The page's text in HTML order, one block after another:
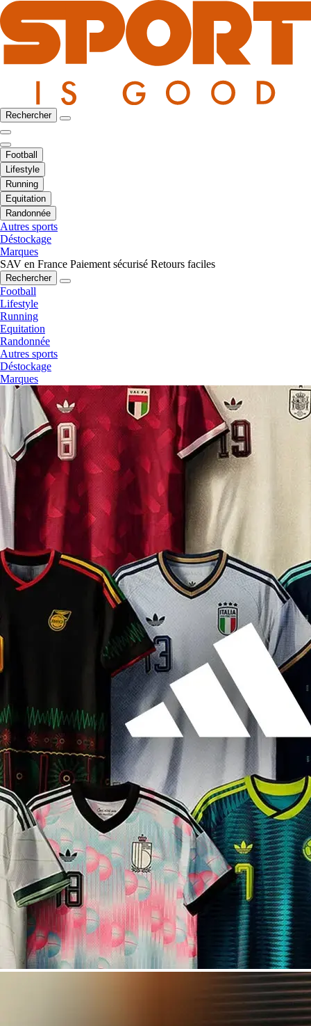
Rechercher
Football
Lifestyle
Running
Equitation
Randonnée
Autres sports
Déstockage
Marques
SAV en France Paiement sécurisé Retours faciles
Rechercher
Football
Lifestyle
Running
Equitation
Randonnée
Autres sports
Déstockage
Marques